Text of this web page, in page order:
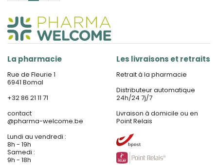
La pharmacie
Rue de Fleurie 1
6941 Bomal
+32 86 21 11 71
contact
@pharma-welcome.be
Lundi au vendredi :
8h - 19h
Samedi :
9h - 18h
Les livraisons et retraits
Retrait à la pharmacie
Distributeur automatique
24h/24 7j/7
Livraison à domicile ou en
Point Relais